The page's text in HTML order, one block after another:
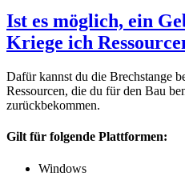
Ist es möglich, ein
Kriege ich
Dafür kannst du die Brechstange
Ressourcen, die du für den Bau
zurückbekommen.
Gilt für folgende Plattformen:
Windows